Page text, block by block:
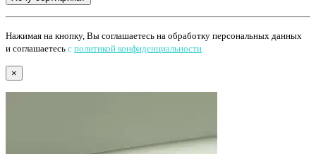
Нажимая на кнопку, Вы соглашаетесь на обработку персональных данных
и соглашаетесь с политикой конфиденциальности
×